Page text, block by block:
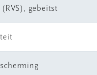
(RVS), gebeitst